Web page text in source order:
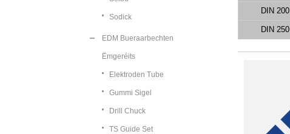
Sodick
EDM Bueraarbechten
Ëmgeréits
Elektroden Tube
Gummi Sigel
Drill Chuck
TS Guide Set
DIN 200
DIN 250